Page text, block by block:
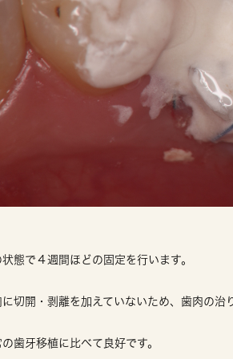
状態で４週間ほどの固定を行います。
に切開・剥離を加えていないため、歯肉の治
歯牙移植に比べて良好です。